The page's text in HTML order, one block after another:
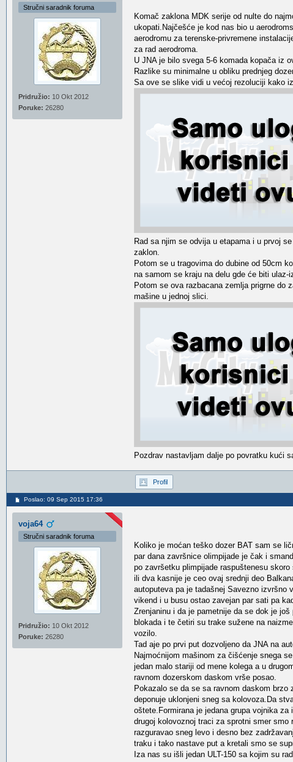
Stručni saradnik foruma
Pridružio: 10 Okt 2012
Poruke: 26280
Komač zaklona MDK serije od nulte do
ukopati.Najčešće je kod nas bio u
aerodromu za terenske-privremene
za rad aerodroma.
U JNA je bilo svega 5-6 komada kopača iz
Razlike su minimalne u obliku prednjeg
Sa ove se slike vidi u većoj rezoluciji kako
Rad sa njim se odvija u etapama i u prvoj
zaklon.
Potom se u tragovima do dubine od 50cm
na samom se kraju na delu gde će biti
Potom se ova razbacana zemlja prigrne do
mašine u jednoj slici.
Pozdrav nastavljam dalje po povratku kući
Profil
Poslao: 09 Sep 2015 17:36
voja64
Stručni saradnik foruma
Pridružio: 10 Okt 2012
Poruke: 26280
Koliko je moćan teško dozer BAT sam se
par dana završnice olimpijade je čak i
po završetku plimpijade raspuštenesu
ili dva kasnije je ceo ovaj srednji deo
autoputeva pa je tadašnej Savezno izvršno
vikend i u busu ostao zavejan par sati pa
Zrenjaninu i da je pametnije da se dok je
blokada i te četiri su trake sužene na
vozilo.
Tad aje po prvi put dozvoljeno da JNA na
Najmoćnijom mašinom za čišćenje snega
jedan malo stariji od mene kolega a u
ravnom dozerskom daskom vrše posao.
Pokazalo se da se sa ravnom daskom
deponuje uklonjeni sneg sa kolovoza.Da
oštete.Formirana je jedana grupa vojnika
drugoj kolovoznoj traci za sprotni smer
razguravao sneg levo i desno bez
traku i tako nastave put a kretali smo se
Iza nas su išli jedan ULT-150 sa kojim su